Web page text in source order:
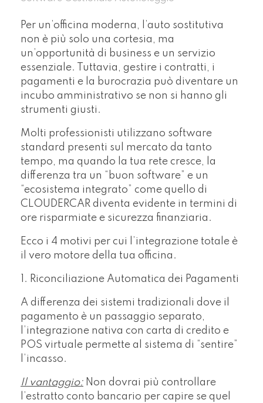
Per un’officina moderna, l’auto sostitutiva
non è più solo una cortesia, ma
un’opportunità di business e un servizio
essenziale. Tuttavia, gestire i contratti, i
pagamenti e la burocrazia può diventare un
incubo amministrativo se non si hanno gli
strumenti giusti.
Molti professionisti utilizzano software
standard presenti sul mercato da tanto
tempo, ma quando la tua rete cresce, la
differenza tra un “buon software” e un
“ecosistema integrato” come quello di
CLOUDERCAR diventa evidente in termini di
ore risparmiate e sicurezza finanziaria.
Ecco i 4 motivi per cui l’integrazione totale è
il vero motore della tua officina.
1. Riconciliazione Automatica dei Pagamenti
A differenza dei sistemi tradizionali dove il
pagamento è un passaggio separato,
l’integrazione nativa con carta di credito e
POS virtuale permette al sistema di “sentire”
l’incasso.
Il vantaggio: Non dovrai più controllare
l’estratto conto bancario per capire se quel